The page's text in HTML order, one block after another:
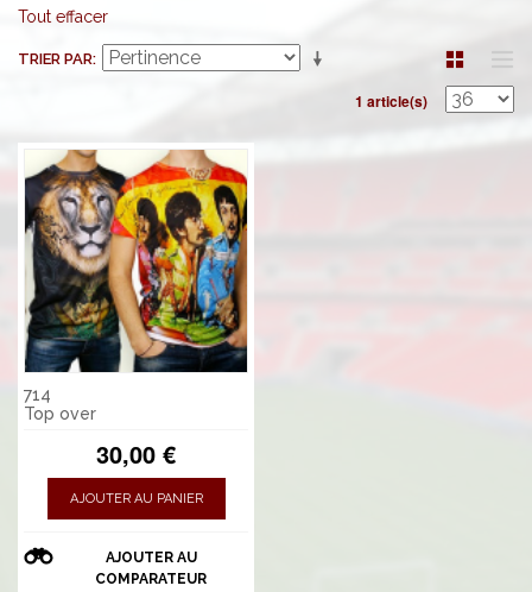
Tout effacer
TRIER PAR
1 article(s)
714
Top over
30,00 €
AJOUTER AU PANIER
AJOUTER AU
COMPARATEUR